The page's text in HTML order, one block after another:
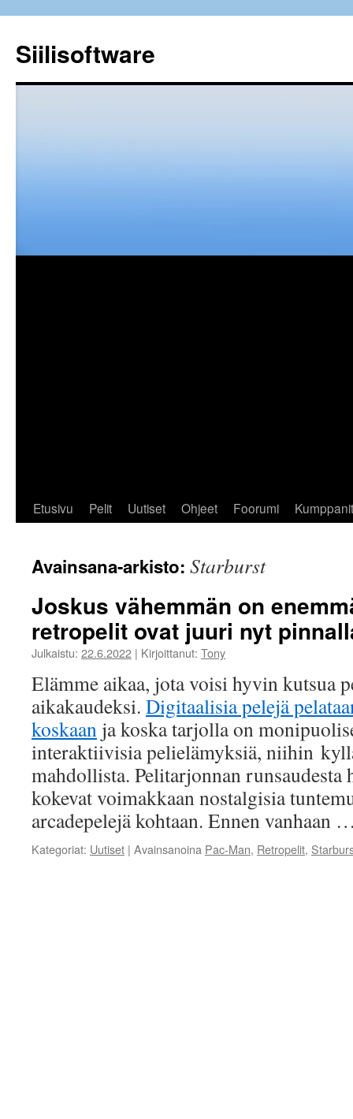
Siilisoftware
Etusivu Pelit Uutiset Ohjeet Foorumi Kumppanit
Avainsana-arkisto: Starburst
Joskus vähemmän on
retropelit ovat juuri nyt
Julkaistu: 22.6.2022 | Kirjoittanut: Tony
Elämme aikaa, jota voisi hyvin kutsua
aikakaudeksi. Digitaalisia pelejä
koskaan ja koska tarjolla on
interaktiivisia pelielämyksiä, niihin
mahdollista. Pelitarjonnan runsaudesta
kokevat voimakkaan nostalgisia
arcadepelejä kohtaan. Ennen vanhaan
Kategoriat: Uutiset | Avainsanoina Pac-Man, Retropelit,